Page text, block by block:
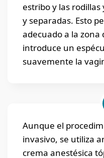
estribo y las
y separadas. Esto
adecuado a la
introduce un
suavemente la
Aunque el
invasivo, se utiliza
crema anestésica